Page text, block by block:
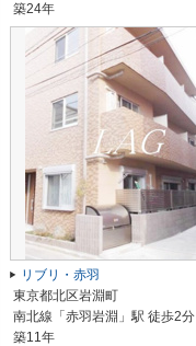
築24年
リブリ・赤羽
東京都北区岩淵町
南北線「赤羽岩淵」駅 徒歩2分
築11年